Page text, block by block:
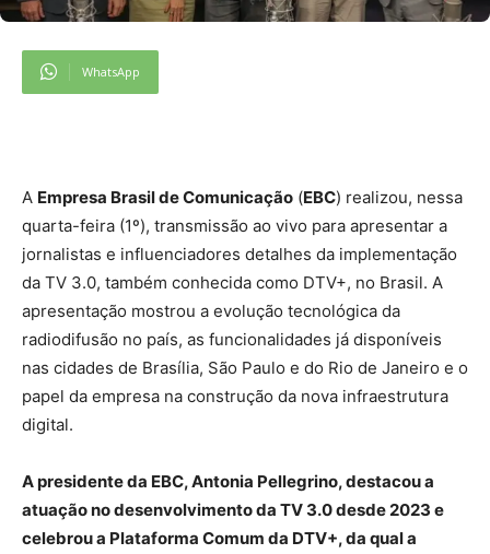
WhatsApp
A Empresa Brasil de Comunicação (EBC) realizou, nessa
quarta-feira (1º), transmissão ao vivo para apresentar a
jornalistas e influenciadores detalhes da implementação
da TV 3.0, também conhecida como DTV+, no Brasil. A
apresentação mostrou a evolução tecnológica da
radiodifusão no país, as funcionalidades já disponíveis
nas cidades de Brasília, São Paulo e do Rio de Janeiro e o
papel da empresa na construção da nova infraestrutura
digital.
A presidente da EBC, Antonia Pellegrino, destacou a
atuação no desenvolvimento da TV 3.0 desde 2023 e
celebrou a Plataforma Comum da DTV+, da qual a